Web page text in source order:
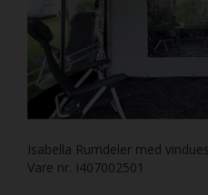
Isabella Rumdeler med
Vare nr. I407002501